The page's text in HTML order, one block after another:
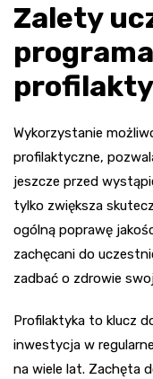
Zalety
Wykorzystanie
profilaktyczne,
jeszcze przed
tylko zwiększa
ogólną poprawę
zachęcani do
zadbać o zdrowie
Profilaktyka to klucz
inwestycja w
na wiele lat. Zachęta